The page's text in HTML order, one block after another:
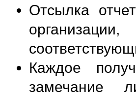
Отсылка
Каждое
замечание